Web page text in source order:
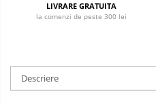
LIVRARE GRATUITA
la comenzi de peste 300 lei
Descriere